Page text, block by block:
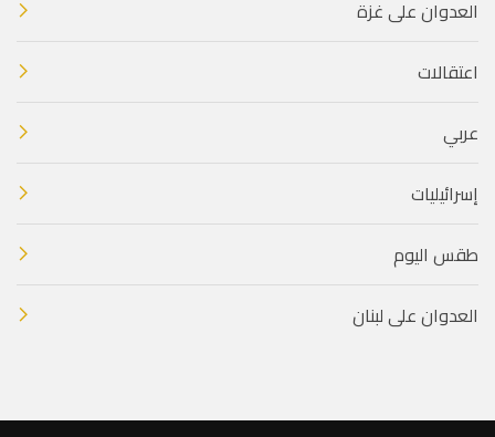
العدوان على غزة
اعتقالات
عربي
إسرائيليات
طقس اليوم
العدوان على لبنان